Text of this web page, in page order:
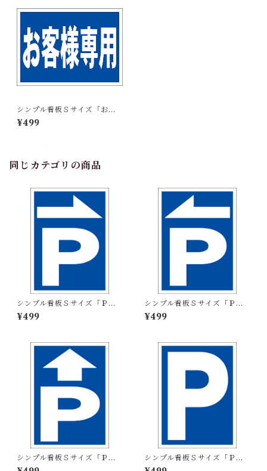
シンプル看板Ｓサイズ「お客
様専用」【駐車場】屋外可
¥499
同じカテゴリの商品
シンプル看板Ｓサイズ「Ｐ
（右）」【駐車場】屋外可
¥499
シンプル看板Ｓサイズ「Ｐ
（左）」【駐車場】屋外可
¥499
シンプル看板Ｓサイズ「Ｐ
（直進）」【駐車場】屋外可
シンプル看板Ｓサイズ「Ｐ」
【駐車場】屋外可